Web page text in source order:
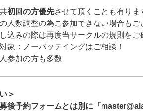
初回の方優先させて頂くことも有りま
の人数調整の為ご参加できない場合もご
し込みの際は再度当サークルの規則をご
対象：ノーバッテイングはご相談！
人参加の方も多数
＞
募後予約フォームとは別に「